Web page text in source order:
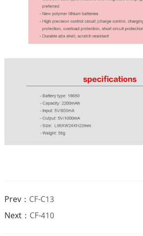
Prev： CF-C13
Next： CF-410